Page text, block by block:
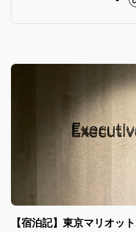
【宿泊記】東京マリオッ